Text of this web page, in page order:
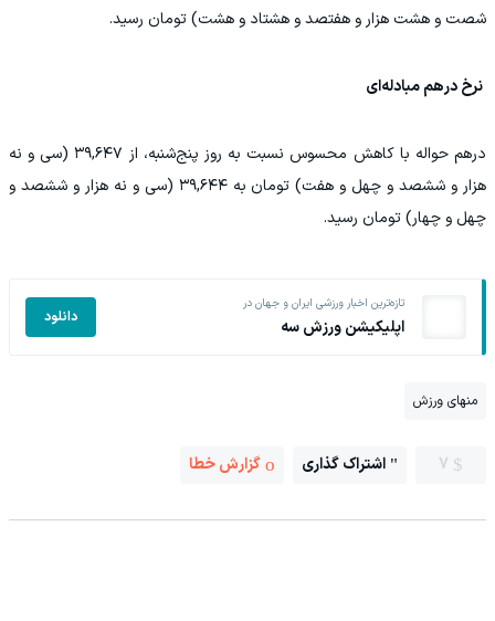
شصت و هشت هزار و هفتصد و هشتاد و هشت) تومان رسید.
نرخ درهم مبادله‌ای
درهم حواله با کاهش محسوس نسبت به روز پنج‌شنبه، از ۳۹,۶۴۷ (سی و نه
هزار و ششصد و چهل و هفت) تومان به ۳۹,۶۴۴ (سی و نه هزار و ششصد و
چهل و چهار) تومان رسید.
تازه‌ترین اخبار ورزشی ایران و جهان در
اپلیکیشن ورزش سه دانلود
منهای ورزش
7 اشتراک گذاری گزارش خطا